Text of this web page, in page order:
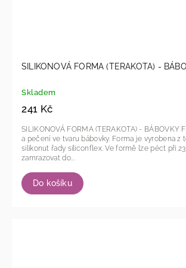
SILIKONOVÁ FORMA (TERAKOTA) -
Skladem
241 Kč
Do košíku
SILIKONOVÁ FORMA (TERAKOTA) - BÁBOVKY Forma na dezerty
a pečení ve tvaru bábovky. Forma je vyrobena z terakotového
silikonut řady siliconflex. Ve formě lze péct při 230°C a rovněž
zamrazovat do...